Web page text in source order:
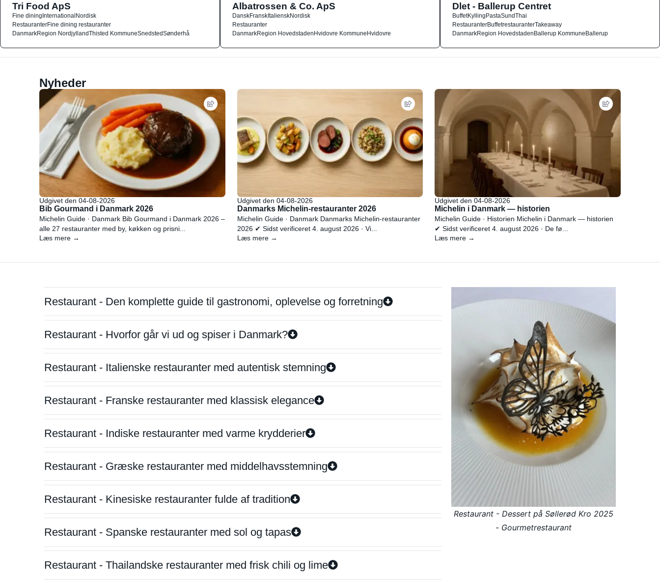
Tri Food ApS
Fine diningInternationalNordisk
RestauranterFine dining restauranter
DanmarkRegion NordjyllandThisted KommuneSnedstedSønderhå
Albatrossen & Co. ApS
DanskFranskItalienskNordisk
Restauranter
DanmarkRegion HovedstadenHvidovre KommuneHvidovre
Dlet - Ballerup Centret
BuffetKyllingPastaSundThai
RestauranterBuffetrestauranterTakeaway
DanmarkRegion HovedstadenBallerup KommuneBallerup
Nyheder
Udgivet den 04-08-2026
Bib Gourmand i Danmark 2026
Michelin Guide · Danmark Bib Gourmand i Danmark 2026 –
alle 27 restauranter med by, køkken og prisni...
Læs mere →
Udgivet den 04-08-2026
Danmarks Michelin-restauranter 2026
Michelin Guide · Danmark Danmarks Michelin-restauranter
2026 ✔ Sidst verificeret 4. august 2026 · Vi...
Læs mere →
Udgivet den 04-08-2026
Michelin i Danmark — historien
Michelin Guide · Historien Michelin i Danmark — historien
✔ Sidst verificeret 4. august 2026 · De fø...
Læs mere →
Restaurant - Den komplette guide til gastronomi, oplevelse og forretning
Restaurant - Hvorfor går vi ud og spiser i Danmark?
Restaurant - Italienske restauranter med autentisk stemning
Restaurant - Franske restauranter med klassisk elegance
Restaurant - Indiske restauranter med varme krydderier
Restaurant - Græske restauranter med middelhavsstemning
Restaurant - Kinesiske restauranter fulde af tradition
Restaurant - Spanske restauranter med sol og tapas
Restaurant - Thailandske restauranter med frisk chili og lime
Restaurant - Dessert på Søllerød Kro 2025
- Gourmetrestaurant